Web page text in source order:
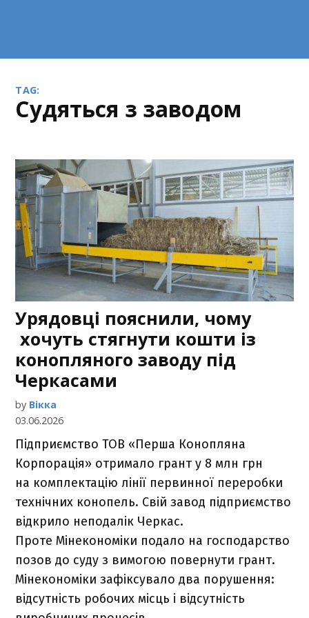
TAG:
судяться з заводом
Урядовці пояснили, чому
хочуть стягнути кошти із
конопляного заводу під
Черкасами
by Вікка
03.06.2026
Підприємство ТОВ «Перша Конопляна
Корпорація» отримало грант у 8 млн грн
на комплектацію лінії первинної переробки
технічних конопель. Свій завод підприємство
відкрило неподалік Черкас.
Проте Мінекономіки подало на господарство
позов до суду з вимогою повернути грант.
Мінекономіки зафіксувало два порушення:
відсутність робочих місць і відсутність